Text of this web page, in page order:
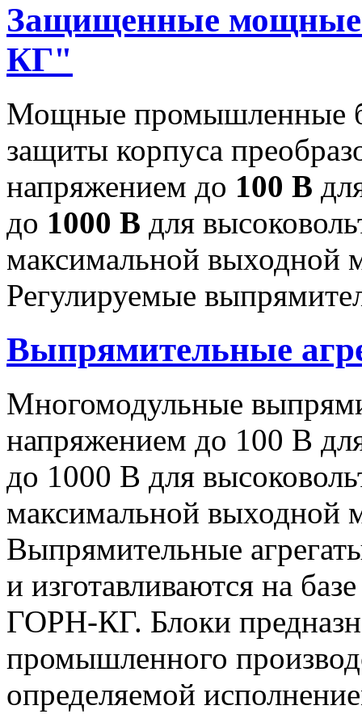
Защищенные
КГ"
Мощные промышленные
защиты корпуса
напряжением до 100 В
до 1000 В для
максимальной
Регулируемые
Выпрямительные
Многомодульные
напряжением до 100 В
до 1000 В для
максимальной
Выпрямительные
и изготавливаются на
ГОРН-КГ. Блоки
промышленного
определяемой